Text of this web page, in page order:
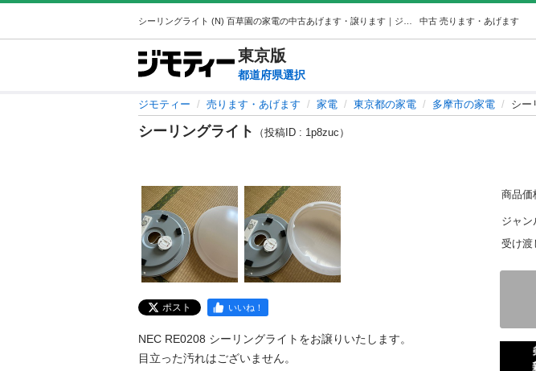
中古 売ります・あげます
東京版
都道府県選択
ジモティー 売ります・あげます 家電 東京都の家電 多摩市の家電 シー
シーリングライト
（投稿ID : 1p8zuc）
ポスト いいね！
NEC RE0208 シーリングライトをお譲りいたします。
目立った汚れはございません。
商品価
ジャン
受け渡